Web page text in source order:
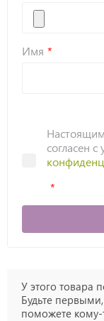
Имя
согласен
У этого товара
Будьте
поможете